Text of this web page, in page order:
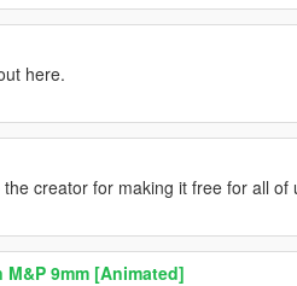
here.
creator for making it free for all of
M&P 9mm [Animated]